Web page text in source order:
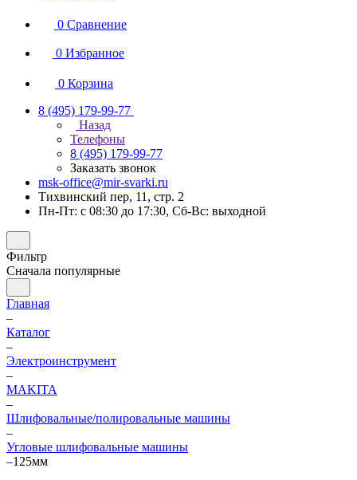
0 Сравнение
0 Избранное
0 Корзина
8 (495) 179-99-77
Назад
Телефоны
8 (495) 179-99-77
Заказать звонок
msk-office@mir-svarki.ru
Тихвинский пер, 11, стр. 2
Пн-Пт: с 08:30 до 17:30, Сб-Вс: выходной
Фильтр
Сначала популярные
Главная
–
Каталог
–
Электроинструмент
–
МAKITA
–
Шлифовальные/полировальные машины
–
Угловые шлифовальные машины
–125мм